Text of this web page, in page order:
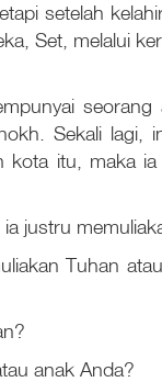
setelah
Set, melalui
seorang
Sekali lagi,
kota itu, maka ia
justru
Tuhan
anak Anda?